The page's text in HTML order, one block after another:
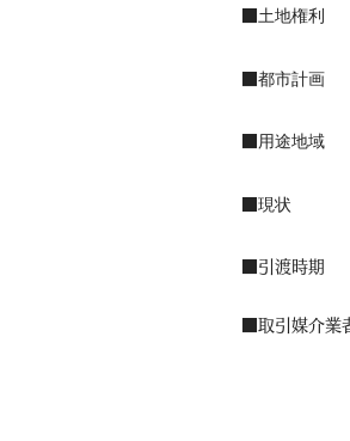
土地権利
都市計画
用途地域
現状
​■引渡時期
■取引媒介業